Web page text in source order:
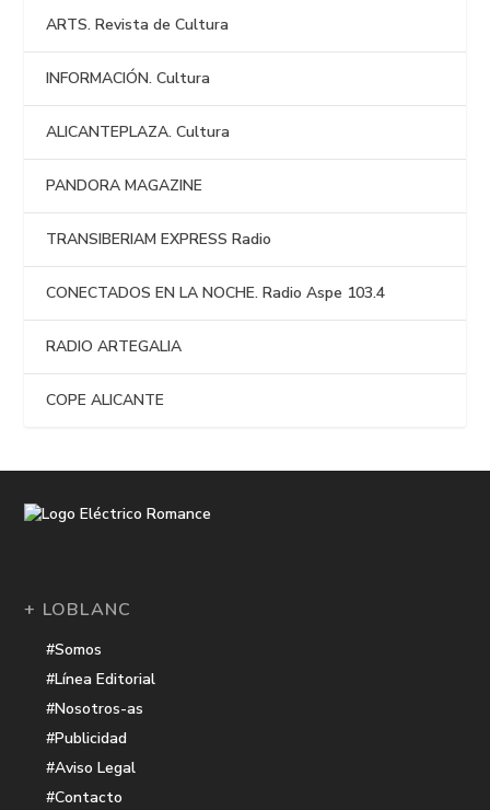
ARTS. Revista de Cultura
INFORMACIÓN. Cultura
ALICANTEPLAZA. Cultura
PANDORA MAGAZINE
TRANSIBERIAM EXPRESS Radio
CONECTADOS EN LA NOCHE. Radio Aspe 103.4
RADIO ARTEGALIA
COPE ALICANTE
+ LOBLANC
#Somos
#Línea Editorial
#Nosotros-as
#Publicidad
#Aviso Legal
#Contacto